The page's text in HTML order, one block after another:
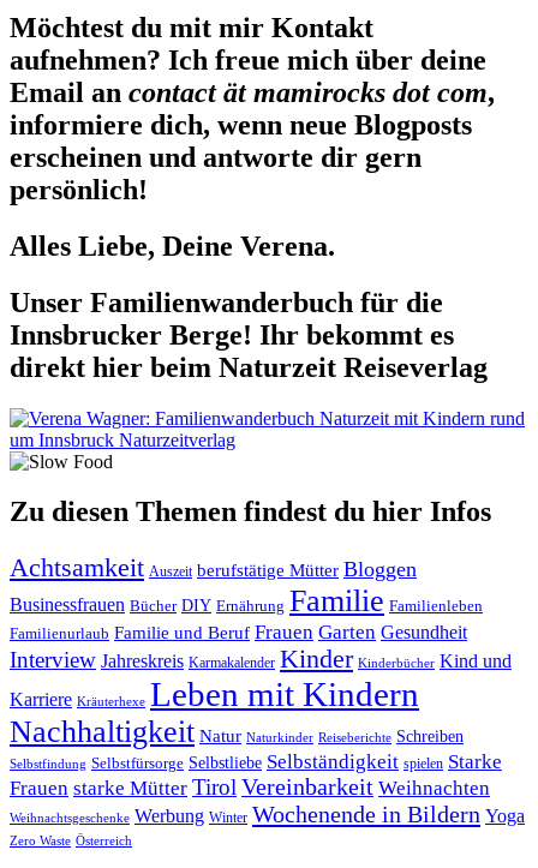
Möchtest du mit mir Kontakt
aufnehmen? Ich freue mich über deine
Email an contact ät mamirocks dot com,
informiere dich, wenn neue Blogposts
erscheinen und antworte dir gern
persönlich!
Alles Liebe, Deine Verena.
Unser Familienwanderbuch für die
Innsbrucker Berge! Ihr bekommt es
direkt hier beim Naturzeit Reiseverlag
Zu diesen Themen findest du hier Infos
Achtsamkeit Auszeit berufstätige Mütter Bloggen
Businessfrauen Bücher DIY Ernährung Familie Familienleben
Familienurlaub Familie und Beruf Frauen Garten Gesundheit
Interview Jahreskreis Karmakalender Kinder Kinderbücher Kind und
Karriere Kräuterhexe Leben mit Kindern
Nachhaltigkeit Natur Naturkinder Reiseberichte Schreiben
Selbstfindung Selbstfürsorge Selbstliebe Selbständigkeit spielen Starke
Frauen starke Mütter TirolVereinbarkeit Weihnachten
Weihnachtsgeschenke Werbung Winter Wochenende in Bildern Yoga
Zero Waste Österreich